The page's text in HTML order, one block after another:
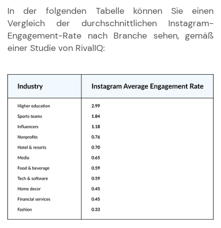
In der folgenden Tabelle können Sie einen
Vergleich der durchschnittlichen Instagram-
Engagement-Rate nach Branche sehen, gemäß
einer Studie von RivalIQ: